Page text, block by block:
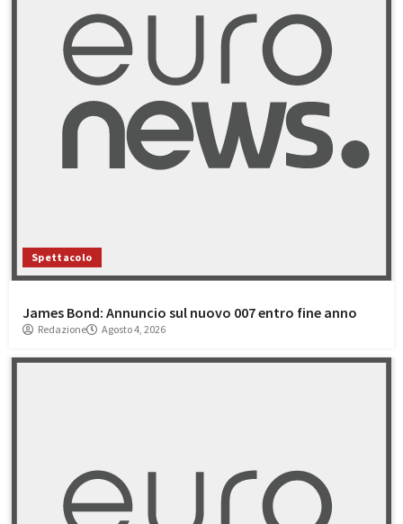
Spettacolo
James Bond: Annuncio sul nuovo 007 entro fine anno
Redazione Agosto 4, 2026